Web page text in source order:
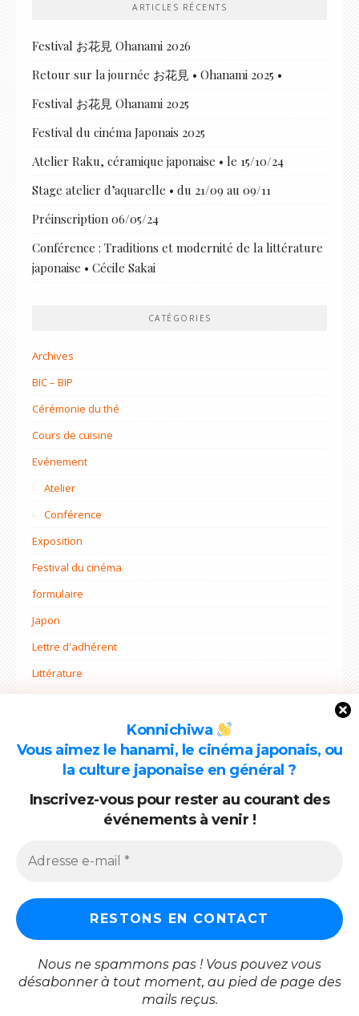
Konnichiwa
Vous aimez le hanami, le cinéma japonais, ou
la culture japonaise en général ?
Inscrivez-vous pour rester au courant des
événements à venir !
Nous ne spammons pas ! Vous pouvez vous
désabonner à tout moment, au pied de page des
mails reçus.
ARTICLES RÉCENTS
Festival お花見 Ohanami 2026
Retour sur la journée お花見 • Ohanami 2025 •
Festival お花見 Ohanami 2025
Festival du cinéma Japonais 2025
Atelier Raku, céramique japonaise • le 15/10/24
Stage atelier d’aquarelle • du 21/09 au 09/11
Préinscription 06/05/24
Conférence : Traditions et modernité de la littérature
japonaise • Cécile Sakai
CATÉGORIES
Archives
BIC – BIP
Cérémonie du thé
Cours de cuisine
Evénement
Atelier
Conférence
Exposition
Festival du cinéma
formulaire
Japon
Lettre d'adhérent
Littérature
Projets
Rentrée
ARCHIVES
Archives
Copyright © 2026 Shiosai. Tous droits réservés.